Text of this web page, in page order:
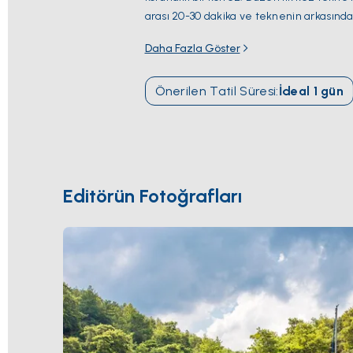
arası 20-30 dakika ve teknenin
Yassıca Adalarıveya
Temmuz-Ağustos en sıcak, Mayıs ile
Daha Fazla Göster
Önerilen Tatil Süresi:İdeal 1 gün
Editörün Fotoğrafları